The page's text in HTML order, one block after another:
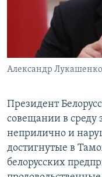
Александр
Президент
совещании в среду
неприлично и
достигнутые в
белорусских